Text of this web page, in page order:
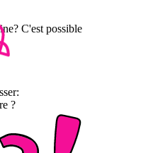
C'est possible
?